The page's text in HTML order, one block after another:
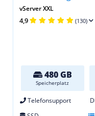
vServer XXL
4,9 (130)
480 GB
Speicherplatz
Telefonsupport